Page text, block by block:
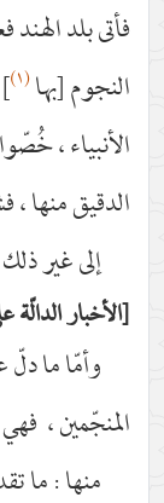
فأتى بلد
النجوم [بها(١)
الأنبياء ،
الدقيق منها
إلى غير
الأخبار
وأمّا ما
المنجّمين ،
منها : ما